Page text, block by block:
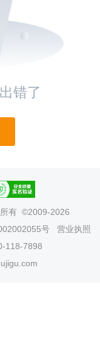
错了
有 ©2009-2026
号
营业执照
118-7898